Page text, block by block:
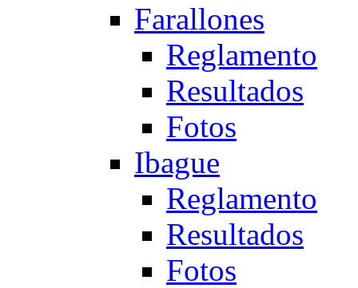
Farallones
Reglamento
Resultados
Fotos
Ibague
Reglamento
Resultados
Fotos